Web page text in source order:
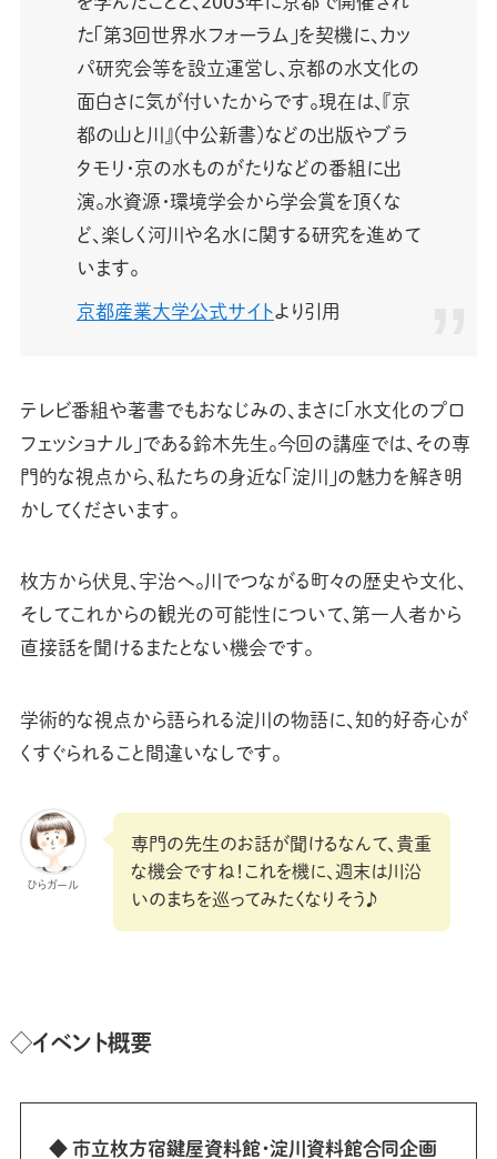
た「第3回世界水フォーラム」を契機に、カッ
パ研究会等を設立運営し、京都の水文化の
面白さに気が付いたからです。現在は、『京
都の山と川』（中公新書）などの出版やブラ
タモリ・京の水ものがたりなどの番組に出
演。水資源・環境学会から学会賞を頂くな
ど、楽しく河川や名水に関する研究を進めて
います。
京都産業大学公式サイトより引用
テレビ番組や著書でもおなじみの、まさに「水文化のプロ
フェッショナル」である鈴木先生。今回の講座では、その専
門的な視点から、私たちの身近な「淀川」の魅力を解き明
かしてくださいます。
枚方から伏見、宇治へ。川でつながる町々の歴史や文化、
そしてこれからの観光の可能性について、第一人者から
直接話を聞けるまたとない機会です。
学術的な視点から語られる淀川の物語に、知的好奇心が
くすぐられること間違いなしです。
ひらガール
専門の先生のお話が聞けるなんて、貴重
な機会ですね！これを機に、週末は川沿
いのまちを巡ってみたくなりそう♪
◇イベント概要
◆市立枚方宿鍵屋資料館・淀川資料館合同企画